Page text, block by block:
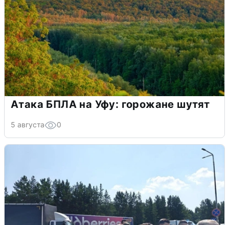
Атака БПЛА на Уфу: горожане шутят
5 августа 0